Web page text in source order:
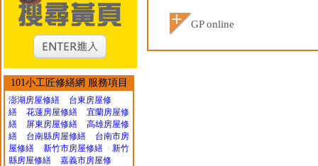
101小工匠修繕網 服務項目
澎湖房屋修繕
台東房屋修
繕
花蓮房屋修繕
宜蘭房屋修
繕
屏東房屋修繕
高雄房屋修
繕
台南縣房屋修繕
台南市房
屋修繕
新竹市房屋修繕
新竹
縣房屋修繕
嘉義市房屋修
GP online